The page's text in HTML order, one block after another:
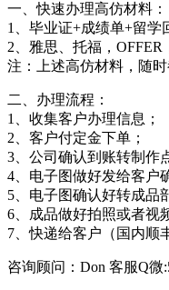
一、快速办理高仿材料：
1、毕业证+成绩单+留学
2、雅思、托福，
注：上述高仿材料，随
二、办理流程：
1、收集客户办理信息；
2、客户付定金下单；
3、公司确认到账转制作
4、电子图做好发给客户
5、电子图确认好转成品
6、成品做好拍照或者视
7、快递给客户（国内顺
咨询顾问：Don 客服Q微